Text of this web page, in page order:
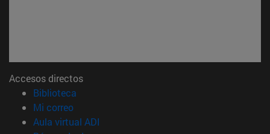
Accesos directos
Biblioteca
Mi correo(abre en nueva ventana)
Aula virtual ADI